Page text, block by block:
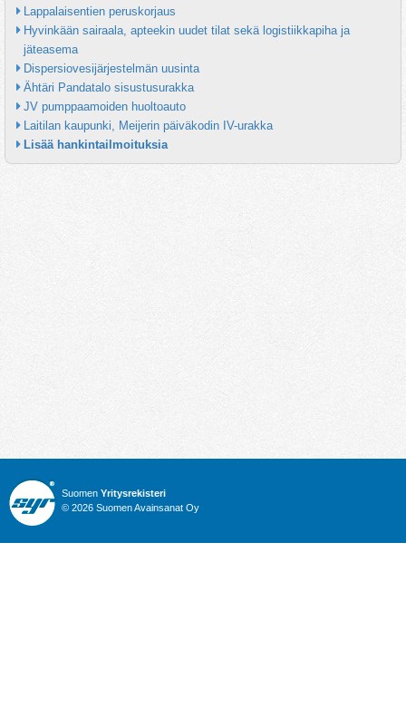
Lappalaisentien peruskorjaus
Hyvinkään sairaala, apteekin uudet tilat sekä logistiikkapiha ja
jäteasema
Dispersiovesijärjestelmän uusinta
Ähtäri Pandatalo sisustusurakka
JV pumppaamoiden huoltoauto
Laitilan kaupunki, Meijerin päiväkodin IV-urakka
Lisää hankintailmoituksia
Suomen Yritysrekisteri
© 2026 Suomen Avainsanat Oy